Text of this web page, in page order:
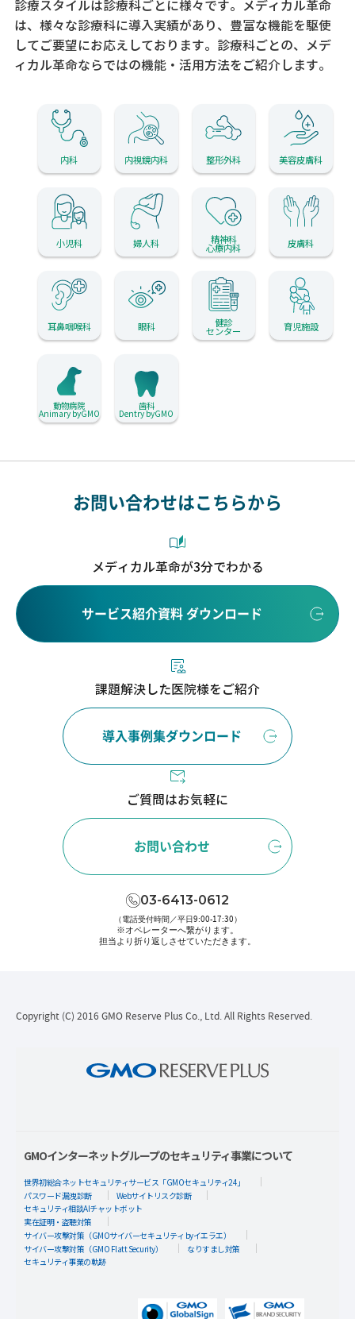
診療スタイルは診療科ごとに様々です。メディカル革命
は、様々な診療科に導入実績があり、 豊富な機能を駆使
してご要望にお応えしております。 診療科ごとの、メデ
ィカル革命ならではの機能・活用方法をご紹介します。
内科 内視鏡内科 整形外科 美容皮膚科
小児科 婦人科 精神科
心療内科 皮膚科
耳鼻咽喉科 眼科 健診
センター 育児施設
動物病院
Animary byGMO
歯科
Dentry byGMO
お問い合わせはこちらから
メディカル革命が3分でわかる
サービス紹介資料 ダウンロード
課題解決した医院様をご紹介
導入事例集ダウンロード
ご質問はお気軽に
お問い合わせ
03-6413-0612
（電話受付時間／平日9:00-17:30）
※オペレーターへ繋がります。
担当より折り返しさせていただきます。
Copyright (C) 2016 GMO Reserve Plus Co., Ltd. All Rights Reserved.
GMOインターネットグループのセキュリティ事業について
世界初総合ネットセキュリティサービス「GMOセキュリティ24」
パスワード漏洩診断
Webサイトリスク診断
セキュリティ相談AIチャットボット
実在証明・盗聴対策
サイバー攻撃対策（GMOサイバーセキュリティ byイエラエ）
サイバー攻撃対策（GMO Flatt Security）
なりすまし対策
セキュリティ事業の軌跡